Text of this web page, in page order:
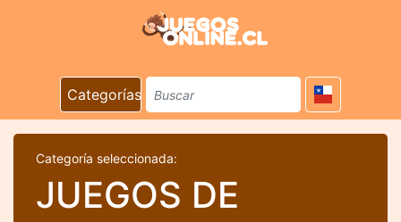
Categorías
Categoría seleccionada:
JUEGOS DE